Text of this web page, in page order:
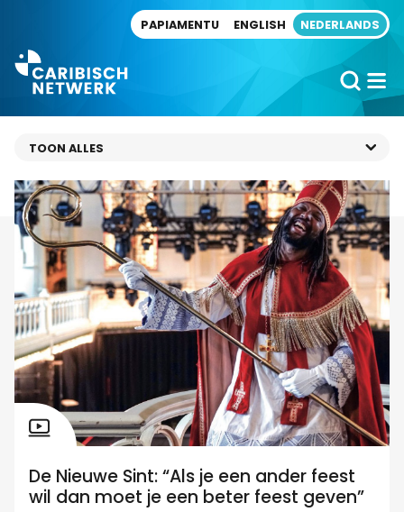
PAPIAMENTU ENGLISH NEDERLANDS
De Nieuwe Sint: “Als je een ander feest
wil dan moet je een beter feest geven”